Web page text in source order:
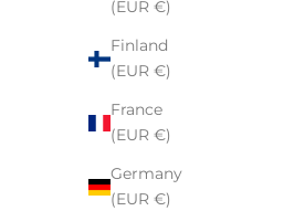
(EUR €)
Finland
(EUR €)
France
(EUR €)
Germany
(EUR €)